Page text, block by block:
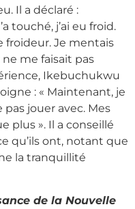
Il a déclaré :
touché, j’ai eu froid.
froideur. Je mentais
me faisait pas
Ikebuchukwu
: « Maintenant, je
jouer avec. Mes
plus ». Il a conseillé
qu’ils ont, notant que
la tranquillité
de la Nouvelle